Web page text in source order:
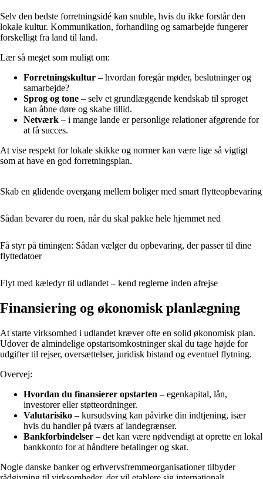
Selv den bedste forretningsidé kan snuble, hvis du ikke forstår den
lokale kultur. Kommunikation, forhandling og samarbejde fungerer
forskelligt fra land til land.
Lær så meget som muligt om:
Forretningskultur – hvordan foregår møder, beslutninger og
samarbejde?
Sprog og tone – selv et grundlæggende kendskab til sproget
kan åbne døre og skabe tillid.
Netværk – i mange lande er personlige relationer afgørende for
at få succes.
At vise respekt for lokale skikke og normer kan være lige så vigtigt
som at have en god forretningsplan.
Skab en glidende overgang mellem boliger med smart flytteopbevaring
Sådan bevarer du roen, når du skal pakke hele hjemmet ned
Få styr på timingen: Sådan vælger du opbevaring, der passer til dine
flyttedatoer
Flyt med kæledyr til udlandet – kend reglerne inden afrejse
Finansiering og økonomisk planlægning
At starte virksomhed i udlandet kræver ofte en solid økonomisk plan.
Udover de almindelige opstartsomkostninger skal du tage højde for
udgifter til rejser, oversættelser, juridisk bistand og eventuel flytning.
Overvej:
Hvordan du finansierer opstarten – egenkapital, lån,
investorer eller støtteordninger.
Valutarisiko – kursudsving kan påvirke din indtjening, især
hvis du handler på tværs af landegrænser.
Bankforbindelser – det kan være nødvendigt at oprette en lokal
bankkonto for at håndtere betalinger og skat.
Nogle danske banker og erhvervsfremmeorganisationer tilbyder